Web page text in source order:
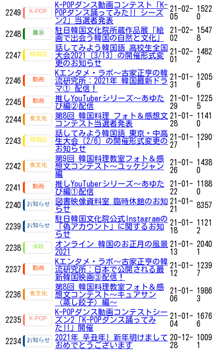
2249
K-POPダンス動画コンテスト「K-
POPダンス踊ってみた‼ シーズ
ン2」​​​​​​当選者発表
21-02-
05
1522
0
2248
駐日韓国文化院所蔵作品展「絵
画で出会う韓国の自然と文化」
21-02-
02
1547
8
2247
話してみよう韓国語 高校生全国
大会2021〔3/13〕の開催形式変
更のお知らせ
21-02-
01
1482
2
2246
Kエンタメ・ラボ～古家正亨の韓
流研究所：2021年 韓国最新ドラ
マ① 配信！
21-01-
31
1205
6
2245
推しYouTuberシリーズ〜あゆた
び編②配信
21-01-
29
1225
5
2244
第8回 韓国料理 フォト＆感想文
コンテスト当選者発表
21-01-
28
1141
0
2243
話してみよう韓国語 東京・中高
生大会〔2/6〕の開催形式変更の
お知らせ
21-01-
27
1290
1
2242
第9回 韓国料理教室フォト＆感
想文コンテスト～ユッケジャン
編
21-01-
26
1438
0
2241
推しYouTuberシリーズ〜あゆた
び編①配信
21-01-
22
1188
0
2240
図書映像資料室 臨時休館のお知
らせ
21-01-
21
8357
2239
駐日韓国文化院公式Instagramの
「偽アカウント」に関するお知
らせ
21-01-
18
1121
2
2238
オンライン 韓国のお正月の風景
2021
21-01-
13
2040
1
2237
Kエンタメ・ラボ～古家正亨の韓
流研究所：日本で公開される最
新韓国映画③配信！
21-01-
12
1239
7
2236
第8回 韓国料理教室フォト＆感
想文コンテスト～キュアサン
（蒸し餃子）編～
21-01-
06
1986
3
2235
K-POPダンス動画コンテストシー
ズン2「K-POPダンス踊ってみ
た‼」開催
21-01-
04
1676
6
2234
2021年 辛丑年! 新年明けまして
おめでとうございます
20-12-
28
1009
1